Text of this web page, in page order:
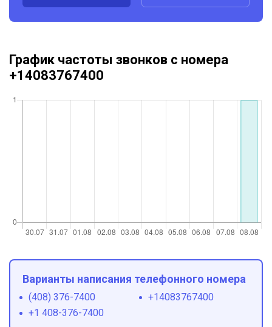
График частоты звонков с номера
+14083767400
Варианты написания телефонного номера
(408) 376-7400
+14083767400
+1 408-376-7400